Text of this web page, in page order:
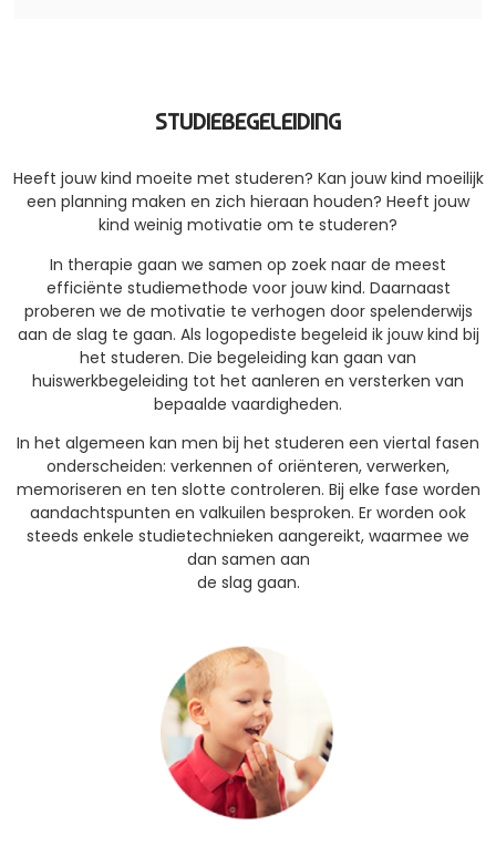
STUDIEBEGELEIDING
Heeft jouw kind moeite met studeren? Kan jouw kind moeilijk
een planning maken en zich hieraan houden? Heeft jouw
kind weinig motivatie om te studeren?
In therapie gaan we samen op zoek naar de meest
efficiënte studiemethode voor jouw kind. Daarnaast
proberen we de motivatie te verhogen door spelenderwijs
aan de slag te gaan. Als logopediste begeleid ik jouw kind bij
het studeren. Die begeleiding kan gaan van
huiswerkbegeleiding tot het aanleren en versterken van
bepaalde vaardigheden.
In het algemeen kan men bij het studeren een viertal fasen
onderscheiden: verkennen of oriënteren, verwerken,
memoriseren en ten slotte controleren. Bij elke fase worden
aandachtspunten en valkuilen besproken. Er worden ook
steeds enkele studietechnieken aangereikt, waarmee we
dan samen aan
de slag gaan.